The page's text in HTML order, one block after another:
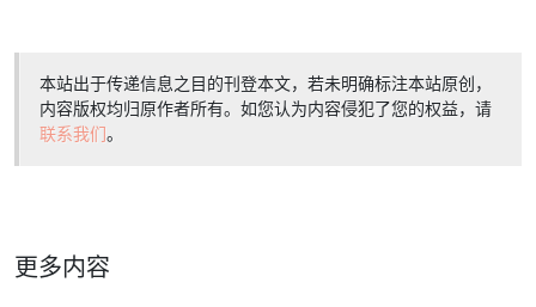
本站出于传递信息之目的刊登本文，若未明确标注本站原创，
内容版权均归原作者所有。如您认为内容侵犯了您的权益，请
联系我们。
更多内容